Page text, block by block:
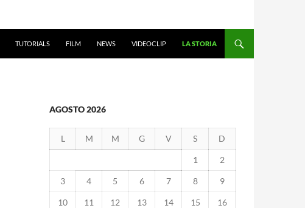
TUTORIALS FILM NEWS VIDEOCLIP LA STORIA
AGOSTO 2026
L M M G V S D
1 2
3 4 5 6 7 8 9
10 11 12 13 14 15 16